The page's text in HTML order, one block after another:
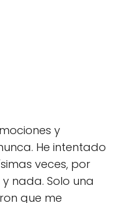
y
He intentado
veces, por
nada. Solo una
que me